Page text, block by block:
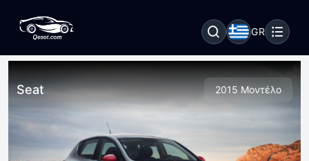
GR
Seat 2015 Μοντέλο